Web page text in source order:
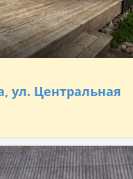
ул. Центральная